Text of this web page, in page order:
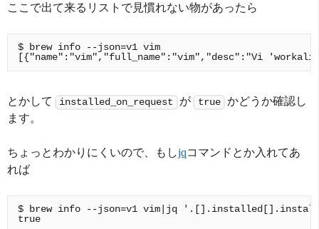
ここで出て来るリストで見慣れない物があったら
$ brew info --json=v1 vim
[{"name":"vim","full_name":"vim","desc":"Vi
とかして installed_on_request が true かどうか確認し
ます。
ちょっとわかりにくいので、もしjqコマンドとか入れてあ
れば
$ brew info --json=v1 vim|jq